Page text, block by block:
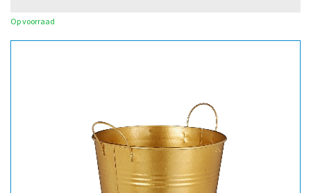
Op voorraad